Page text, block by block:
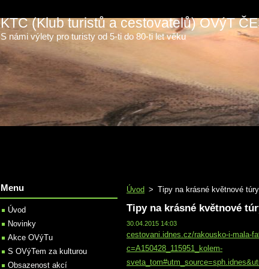
KTC (Klub turistů a cestovatelů) OVýT
S námi výlety pro turisty od 5-ti do 80-ti let věku
Úvod > Tipy na krásné květnové
Tipy na krásné květnové
30.04.2015 14:03
cestovani.idnes.cz/rakousko-i-mala-
c=A150428_115951_kolem-
Menu
Úvod
Novinky
Akce OVýTu
S OVýTem za kulturou
Obsazenost akcí